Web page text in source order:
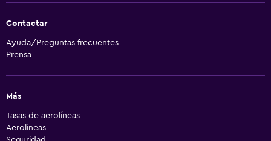
Contactar
Ayuda/Preguntas frecuentes
Prensa
Más
Tasas de aerolíneas
Aerolíneas